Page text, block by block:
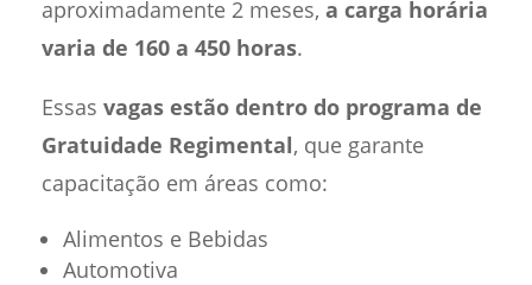
aproximadamente 2 meses, a carga horária
varia de 160 a 450 horas.
Essas vagas estão dentro do programa de
Gratuidade Regimental, que garante
capacitação em áreas como:
Alimentos e Bebidas
Automotiva